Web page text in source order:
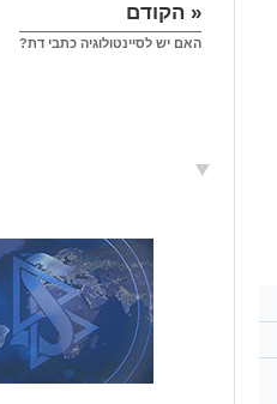
« הקודם
האם יש לסיינטולוגיה כתבי דת?